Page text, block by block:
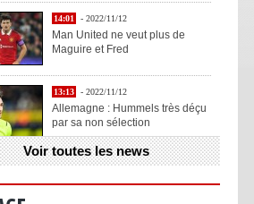
14:01 - 2022/11/12
Man United ne veut plus de
Maguire et Fred
13:13 - 2022/11/12
Allemagne : Hummels très déçu
par sa non sélection
13:11 - 2022/11/12
Henry explique la chose qu'il
Voir toutes les news